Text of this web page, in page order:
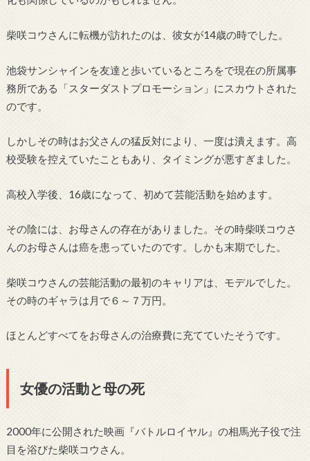
柴咲コウさんに転機が訪れたのは、彼女が14歳の時でした。
池袋サンシャインを友達と歩いているところをで現在の所属事
務所である「スターダストプロモーション」にスカウトされた
のです。
しかしその時はお父さんの猛反対により、一度は潰えます。高
校受験を控えていたこともあり、タイミングが悪すぎました。
高校入学後、16歳になって、初めて芸能活動を始めます。
その陰には、お母さんの存在がありました。その時柴咲コウさ
んのお母さんは癌を患っていたのです。しかも末期でした。
柴咲コウさんの芸能活動の最初のキャリアは、モデルでした。
その時のギャラは月で６～７万円。
ほとんどすべてをお母さんの治療費に充てていたそうです。
女優の活動と母の死
2000年に公開された映画『バトルロイヤル』の相馬光子役で注
目を浴びた柴咲コウさん。